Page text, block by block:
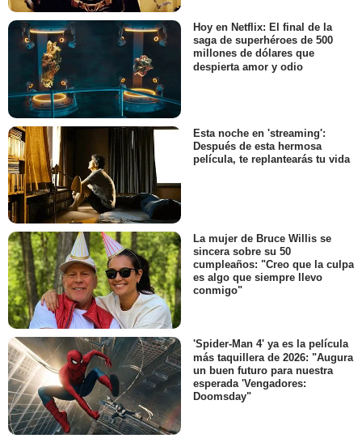
Hoy en Netflix: El final de la
saga de superhéroes de 500
millones de dólares que
despierta amor y odio
Esta noche en 'streaming':
Después de esta hermosa
película, te replantearás tu vida
La mujer de Bruce Willis se
sincera sobre su 50
cumpleaños: "Creo que la culpa
es algo que siempre llevo
conmigo"
'Spider-Man 4' ya es la película
más taquillera de 2026: "Augura
un buen futuro para nuestra
esperada 'Vengadores:
Doomsday"